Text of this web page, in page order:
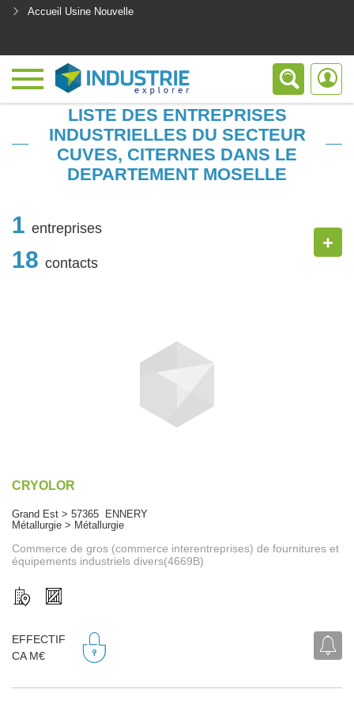
Accueil Usine Nouvelle
LISTE DES ENTREPRISES
INDUSTRIELLES DU SECTEUR
CUVES, CITERNES DANS LE
DEPARTEMENT MOSELLE
1 entreprises
18 contacts
+
CRYOLOR
Grand Est > 57365 ENNERY
Métallurgie > Métallurgie
Commerce de gros (commerce interentreprises) de fournitures et
équipements industriels divers(4669B)
EFFECTIF
CA M€